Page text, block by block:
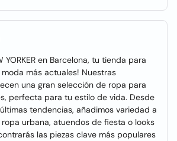
YORKER en Barcelona, tu tienda para
más actuales! Nuestras
una gran selección de ropa para
perfecta para tu estilo de vida. Desde
tendencias, añadimos variedad a
ropa urbana, atuendos de fiesta o looks
las piezas clave más populares